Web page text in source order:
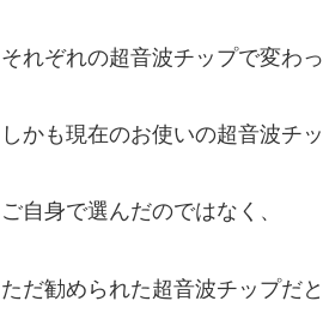
それぞれの超音波チップで変わっ
しかも現在のお使いの超音波チ
ご自身で選んだのではなく、
ただ勧められた超音波チップだ